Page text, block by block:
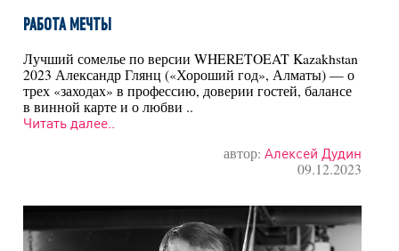
РАБОТА МЕЧТЫ
Лучший сомелье по версии WHERETOEAT Kazakhstan
2023 Александр Глянц («Хороший год», Алматы) — о
трех «заходах» в профессию, доверии гостей, балансе
в винной карте и о любви ..
Читать далее..
автор: Алексей Дудин
09.12.2023